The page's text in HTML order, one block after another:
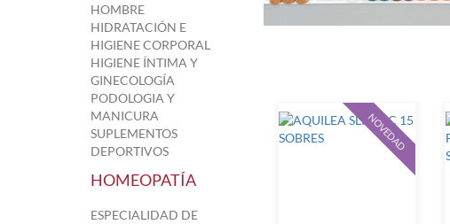
HOMBRE
HIDRATACIÓN E
HIGIENE CORPORAL
HIGIENE ÍNTIMA Y
GINECOLOGÍA
PODOLOGIA Y
MANICURA
SUPLEMENTOS
DEPORTIVOS
HOMEOPATÍA
ESPECIALIDAD DE
NOVEDAD